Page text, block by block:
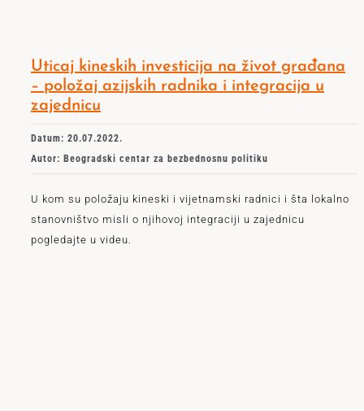
Uticaj kineskih investicija na život građana
– položaj azijskih radnika i integracija u
zajednicu
Datum: 20.07.2022.
Autor: Beogradski centar za bezbednosnu politiku
U kom su položaju kineski i vijetnamski radnici i šta lokalno
stanovništvo misli o njihovoj integraciji u zajednicu
pogledajte u videu.